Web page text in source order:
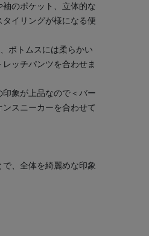
のポケット、立体的な
イリングが様になる便
ボトムスには柔らかい
ッチパンツを合わせま
象が上品なので＜バー
スニーカーを合わせて
、全体を綺麗めな印象